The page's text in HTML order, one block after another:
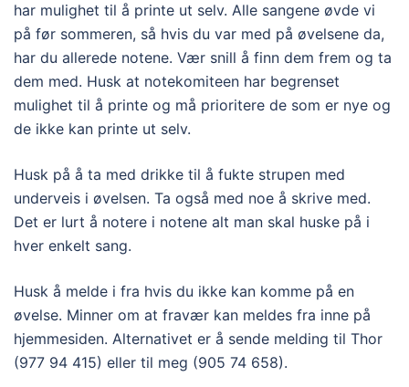
har mulighet til å printe ut selv. Alle sangene øvde vi
på før sommeren, så hvis du var med på øvelsene da,
har du allerede notene. Vær snill å finn dem frem og ta
dem med. Husk at notekomiteen har begrenset
mulighet til å printe og må prioritere de som er nye og
de ikke kan printe ut selv.
Husk på å ta med drikke til å fukte strupen med
underveis i øvelsen. Ta også med noe å skrive med.
Det er lurt å notere i notene alt man skal huske på i
hver enkelt sang.
Husk å melde i fra hvis du ikke kan komme på en
øvelse. Minner om at fravær kan meldes fra inne på
hjemmesiden. Alternativet er å sende melding til Thor
(977 94 415) eller til meg (905 74 658).